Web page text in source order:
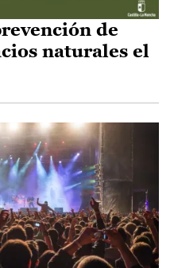
de
naturales el